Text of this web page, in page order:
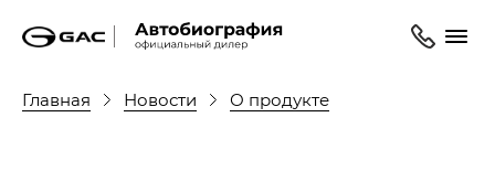
Главная Новости О продукте